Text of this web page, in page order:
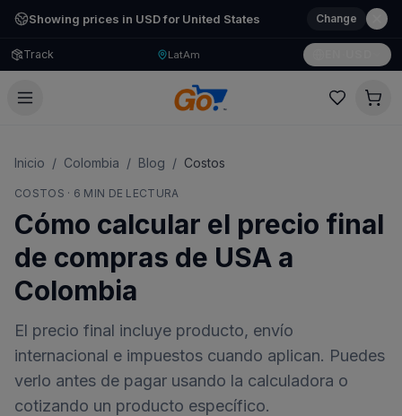
Showing prices in USD for United States Change
Track LatAm
Inicio / Colombia / Blog / Costos
COSTOS · 6 MIN DE LECTURA
Cómo calcular el precio final
de compras de USA a
Colombia
El precio final incluye producto, envío
internacional e impuestos cuando aplican. Puedes
verlo antes de pagar usando la calculadora o
cotizando un producto específico.